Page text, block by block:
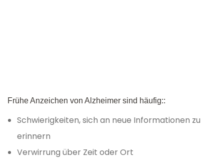
Frühe Anzeichen von Alzheimer sind häufig::
Schwierigkeiten, sich an neue Informationen zu
erinnern
Verwirrung über Zeit oder Ort